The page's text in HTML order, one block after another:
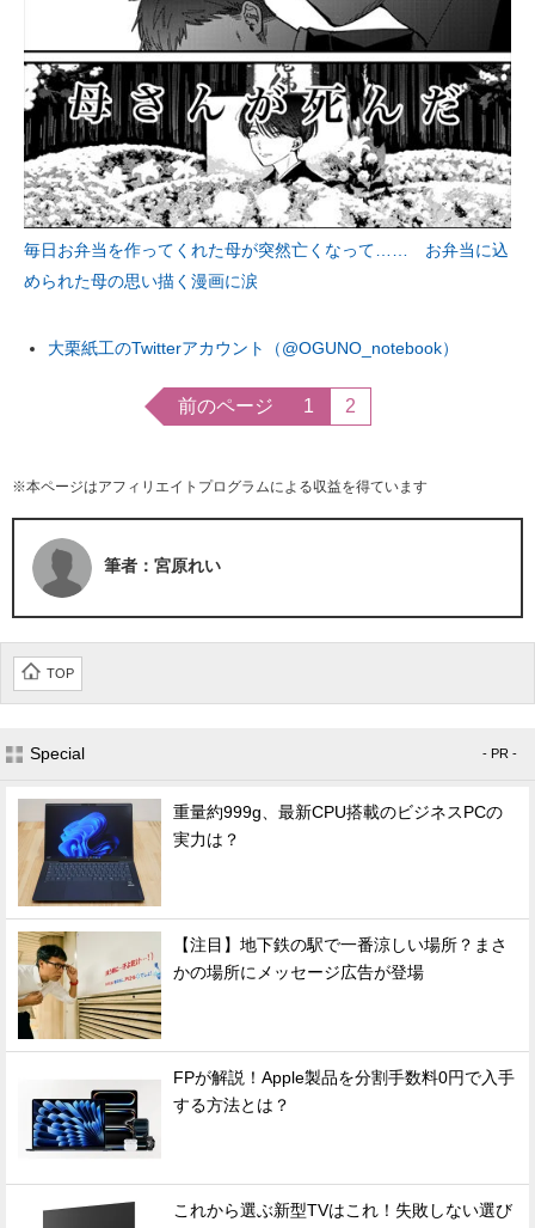
毎日お弁当を作ってくれた母が突然亡くなって…… お弁当に込
められた母の思い描く漫画に涙
大栗紙工のTwitterアカウント（@OGUNO_notebook）
前のページ 1 2
※本ページはアフィリエイトプログラムによる収益を得ています
筆者：宮原れい
TOP
Special - PR -
重量約999g、最新CPU搭載のビジネスPCの
実力は？
【注目】地下鉄の駅で一番涼しい場所？まさ
かの場所にメッセージ広告が登場
FPが解説！Apple製品を分割手数料0円で入手
する方法とは？
これから選ぶ新型TVはこれ！失敗しない選び